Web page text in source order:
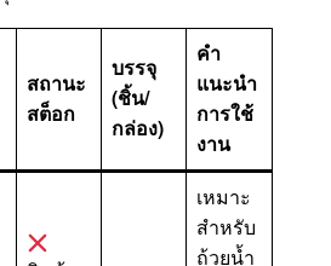
สถานะ
สต็อก
บรรจุ
(ชิ้น/
กล่อง)
คำ
แนะนำ
การใช้
งาน
เหมาะ
สำหรับ
ถ้วยน้ำ